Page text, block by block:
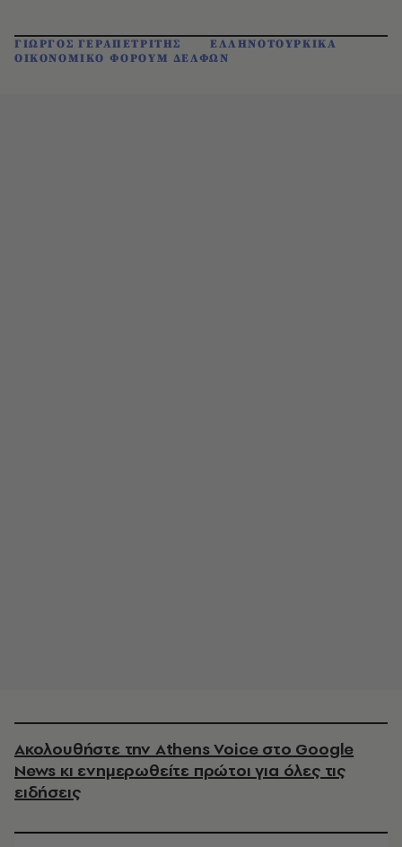
ΓΙΩΡΓΟΣ ΓΕΡΑΠΕΤΡΙΤΗΣ
ΕΛΛΗΝΟΤΟΥΡΚΙΚΑ
ΟΙΚΟΝΟΜΙΚΟ ΦΟΡΟΥΜ ΔΕΛΦΩΝ
Ακολουθήστε την Athens Voice στο Google
News κι ενημερωθείτε πρώτοι για όλες τις
ειδήσεις